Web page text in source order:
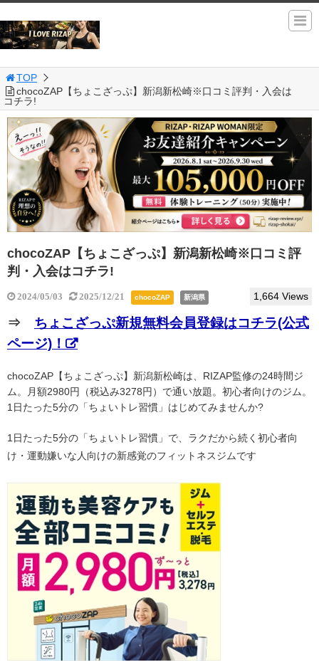
TOP
chocoZAP【ちょこざっぷ】新潟新松崎※口コミ評判・入会は
コチラ!
chocoZAP【ちょこざっぷ】新潟新松崎※口コミ評
判・入会はコチラ!
2024/05/03 2025/12/21 chocoZAP 新潟県 1,664 Views
⇒ ちょこざっぷ新規無料会員登録はコチラ(公式
ページ)！
chocoZAP【ちょこざっぷ】新潟新松崎は、RIZAP監修の24時間ジ
ム。月額2980円（税込み3278円）で通い放題。初心者向けのジム。
1日たった5分の「ちょいトレ習慣」はじめてみませんか?
1日たった5分の「ちょいトレ習慣」で、ラクだから続く初心者向
け・運動嫌いな人向けの新感覚のフィットネスジムです